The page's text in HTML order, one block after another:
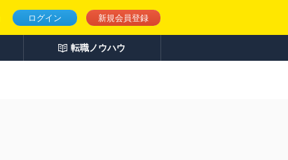
ログイン 新規会員登録
転職ノウハウ